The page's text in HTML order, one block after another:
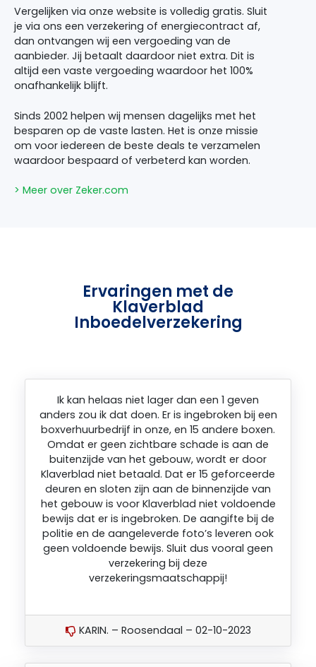
Vergelijken via onze website is volledig gratis. Sluit
je via ons een verzekering of energiecontract af,
dan ontvangen wij een vergoeding van de
aanbieder. Jij betaalt daardoor niet extra. Dit is
altijd een vaste vergoeding waardoor het 100%
onafhankelijk blijft.
Sinds 2002 helpen wij mensen dagelijks met het
besparen op de vaste lasten. Het is onze missie
om voor iedereen de beste deals te verzamelen
waardoor bespaard of verbeterd kan worden.
> Meer over Zeker.com
Ervaringen met de
Klaverblad
Inboedelverzekering
Ik kan helaas niet lager dan een 1 geven
anders zou ik dat doen. Er is ingebroken bij een
boxverhuurbedrijf in onze, en 15 andere boxen.
Omdat er geen zichtbare schade is aan de
buitenzijde van het gebouw, wordt er door
Klaverblad niet betaald. Dat er 15 geforceerde
deuren en sloten zijn aan de binnenzijde van
het gebouw is voor Klaverblad niet voldoende
bewijs dat er is ingebroken. De aangifte bij de
politie en de aangeleverde foto’s leveren ook
geen voldoende bewijs. Sluit dus vooral geen
verzekering bij deze
verzekeringsmaatschappij!
KARIN. – Roosendaal – 02-10-2023